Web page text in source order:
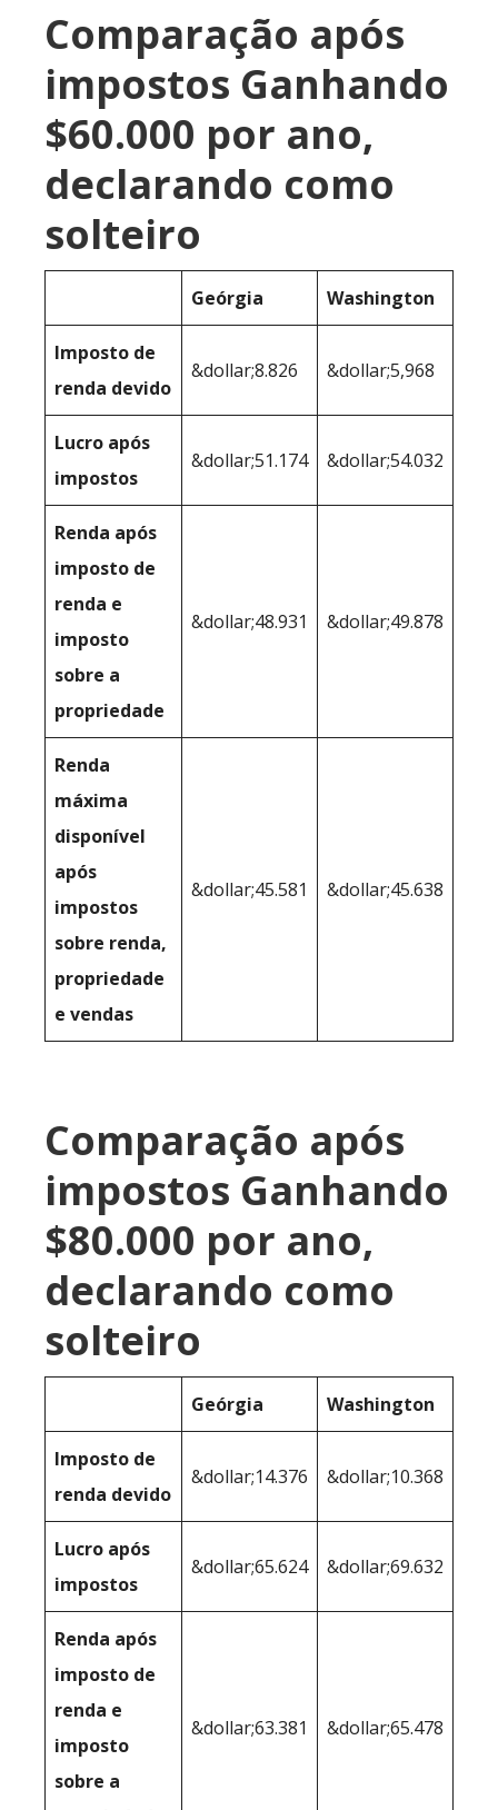
Comparação após
impostos Ganhando
$60.000 por ano,
declarando como
solteiro
Geórgia Washington
Imposto de
renda devido
&dollar;8.826 &dollar;5,968
Lucro após
impostos
&dollar;51.174 &dollar;54.032
Renda após
imposto de
renda e
imposto
sobre a
propriedade
&dollar;48.931 &dollar;49.878
Renda
máxima
disponível
após
impostos
sobre renda,
propriedade
e vendas
&dollar;45.581 &dollar;45.638
Comparação após
impostos Ganhando
$80.000 por ano,
declarando como
solteiro
Geórgia Washington
Imposto de
renda devido
&dollar;14.376 &dollar;10.368
Lucro após
impostos
&dollar;65.624 &dollar;69.632
Renda após
imposto de
renda e
imposto
sobre a
&dollar;63.381 &dollar;65.478